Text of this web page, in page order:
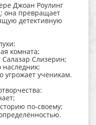
Джоан Роулинг
она превращает
детективную
комната;
Салазар Слизерин;
наследник;
угрожает ученикам.
по‑своему;